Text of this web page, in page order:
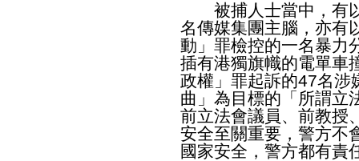
被捕人士當中，有以
名傳媒集團主腦，亦有
動」罪檢控的一名暴力
插有港獨旗幟的電單車
政權」罪起訴的47名涉
曲」為目標的「所謂立
前立法會議員、前教授
安全至關重要，警方不
國家安全，警方都有責